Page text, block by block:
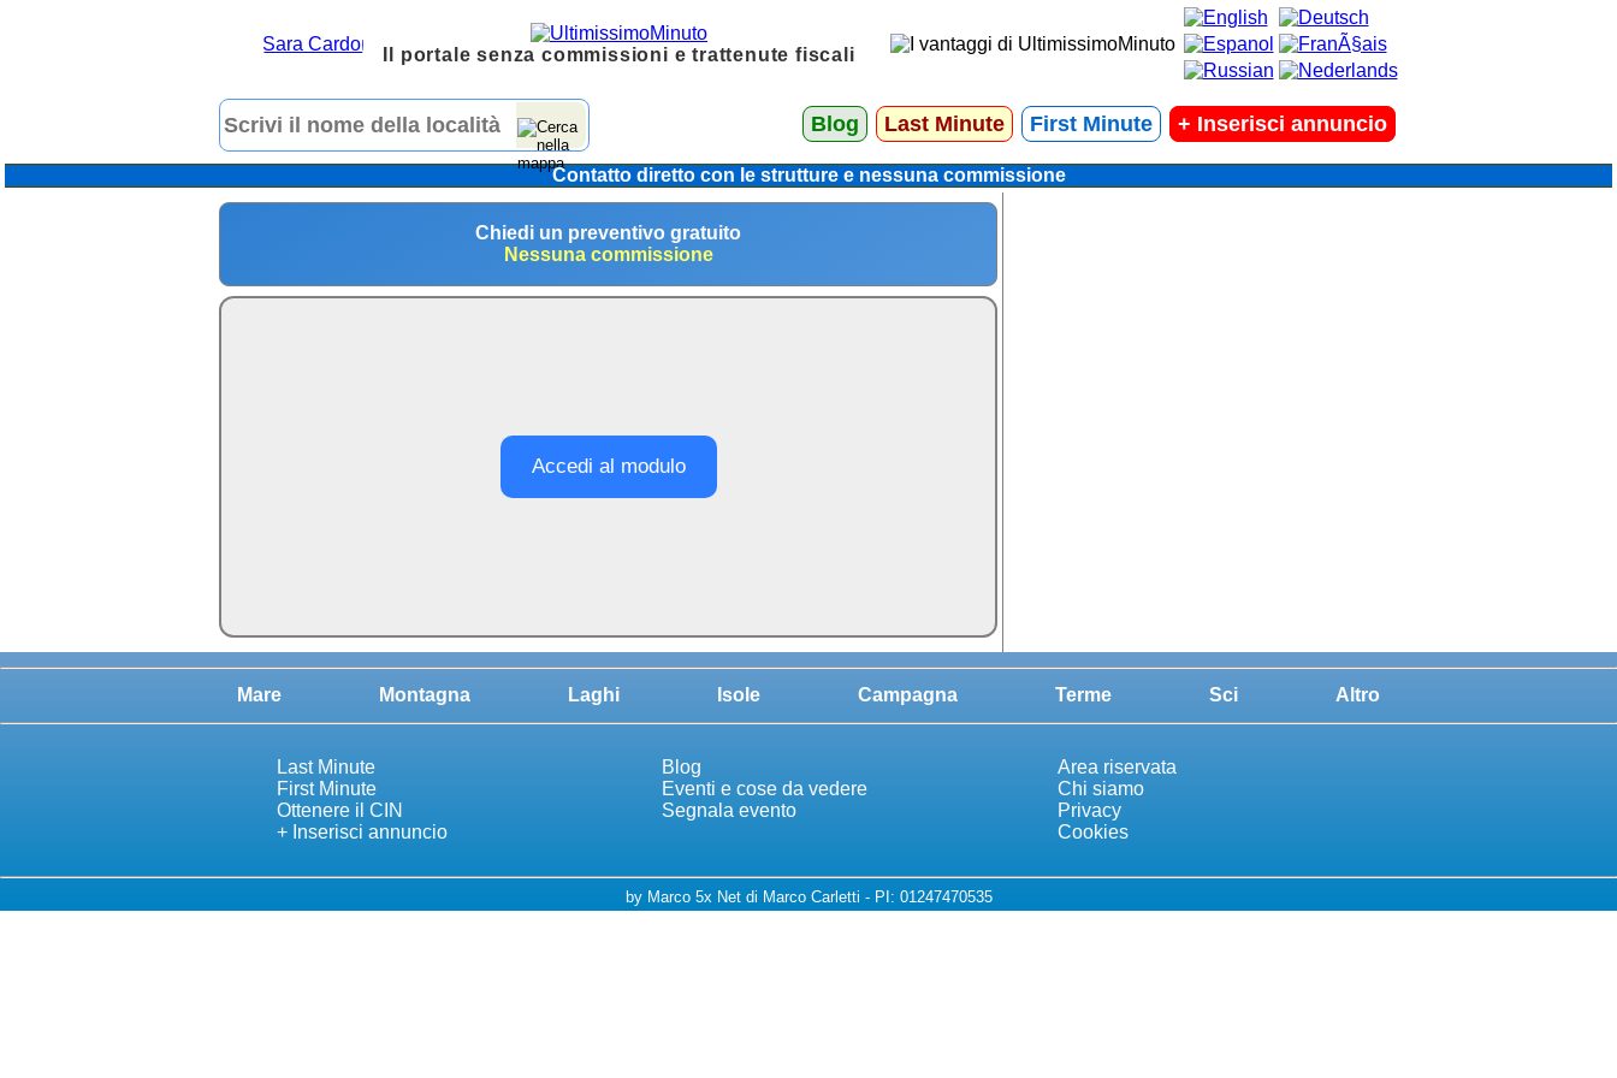
Il portale senza commissioni e trattenute fiscali
Blog Last Minute First Minute + Inserisci annuncio
Contatto diretto con le strutture e nessuna commissione
Chiedi un preventivo gratuito
Nessuna commissione
Accedi al modulo
Mare Montagna Laghi Isole Campagna Terme Sci Altro
Last Minute
First Minute
Ottenere il CIN
+ Inserisci annuncio
Blog
Eventi e cose da vedere
Segnala evento
Area riservata
Chi siamo
Privacy
Cookies
by Marco 5x Net di Marco Carletti - PI: 01247470535